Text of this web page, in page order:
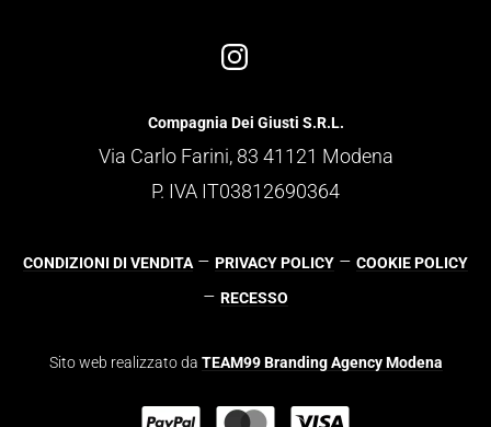
Compagnia Dei Giusti S.R.L.
Via Carlo Farini, 83 41121 Modena
P. IVA IT03812690364
CONDIZIONI DI VENDITA – PRIVACY POLICY – COOKIE POLICY
– RECESSO
Sito web realizzato da TEAM99 Branding Agency Modena